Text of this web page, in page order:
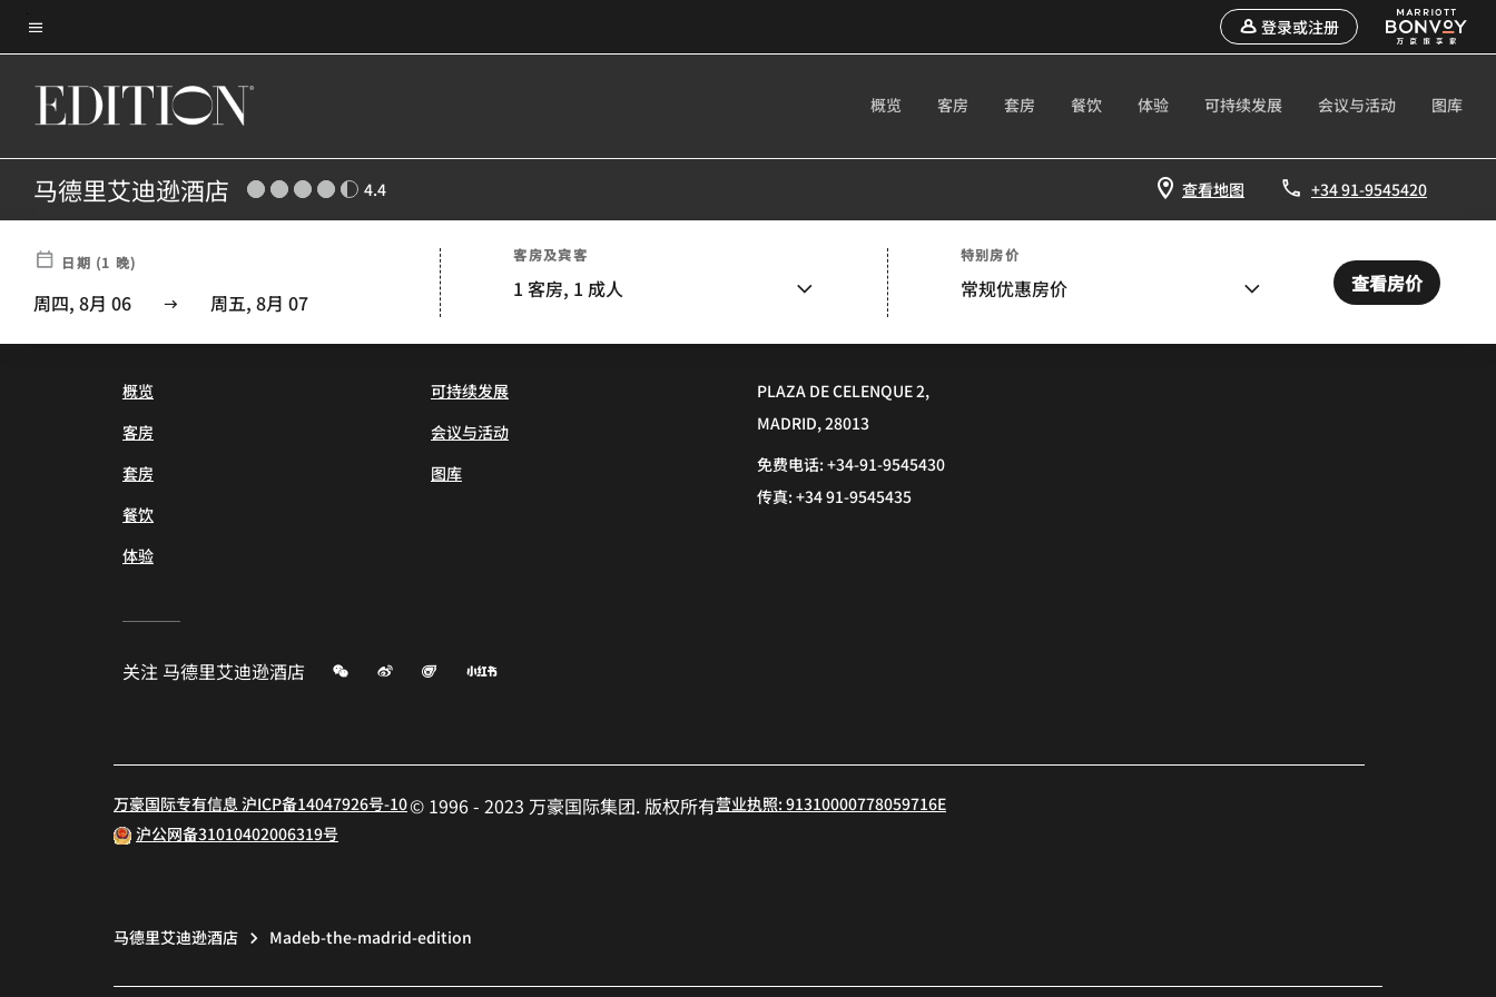
Skip
to
main
content
菜单文本
登录或注册
概览 客房 套房 餐饮 体验 可持续发展 会议与活动 图库
马德里艾迪逊酒店 4.4 查看地图 +34 91-9545420
日期 (1 晚)
周四, 8月 06 周五, 8月 07
客房及宾客
1 客房, 1 成人
特别房价
常规优惠房价 查看房价
The Madrid EDITION(SM)
概览
客房
套房
餐饮
体验
可持续发展
会议与活动
图库
PLAZA DE CELENQUE 2,
MADRID, 28013
免费电话:+34-91-9545430
传真:+34 91-9545435
关注 马德里艾迪逊酒店 微信 微博 飞猪 小红书
万豪国际专有信息 沪ICP备14047926号-10© 1996 - 2023 万豪国际集团. 版权所有营业执照: 91310000778059716E
沪公网备31010402006319号
马德里艾迪逊酒店 Madeb-the-madrid-edition